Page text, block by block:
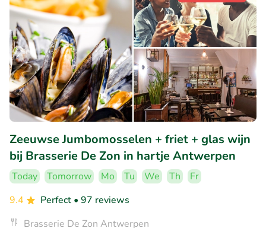
Zeeuwse Jumbomosselen + friet + glas wijn
bij Brasserie De Zon in hartje Antwerpen
Today Tomorrow Mo Tu We Th
Fr
9.4
Perfect • 97 reviews
Brasserie De Zon Antwerpen